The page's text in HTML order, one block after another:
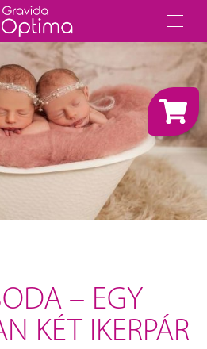
– EGY
KÉT IKERPÁR